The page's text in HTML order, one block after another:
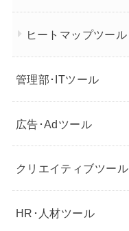
ヒートマップツール
管理部･ITツール
広告･Adツール
クリエイティブツール
HR･人材ツール